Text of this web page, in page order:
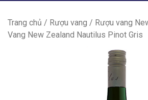
Trang chủ / Rượu vang / Rượu vang
Vang New Zealand Nautilus Pinot Gris